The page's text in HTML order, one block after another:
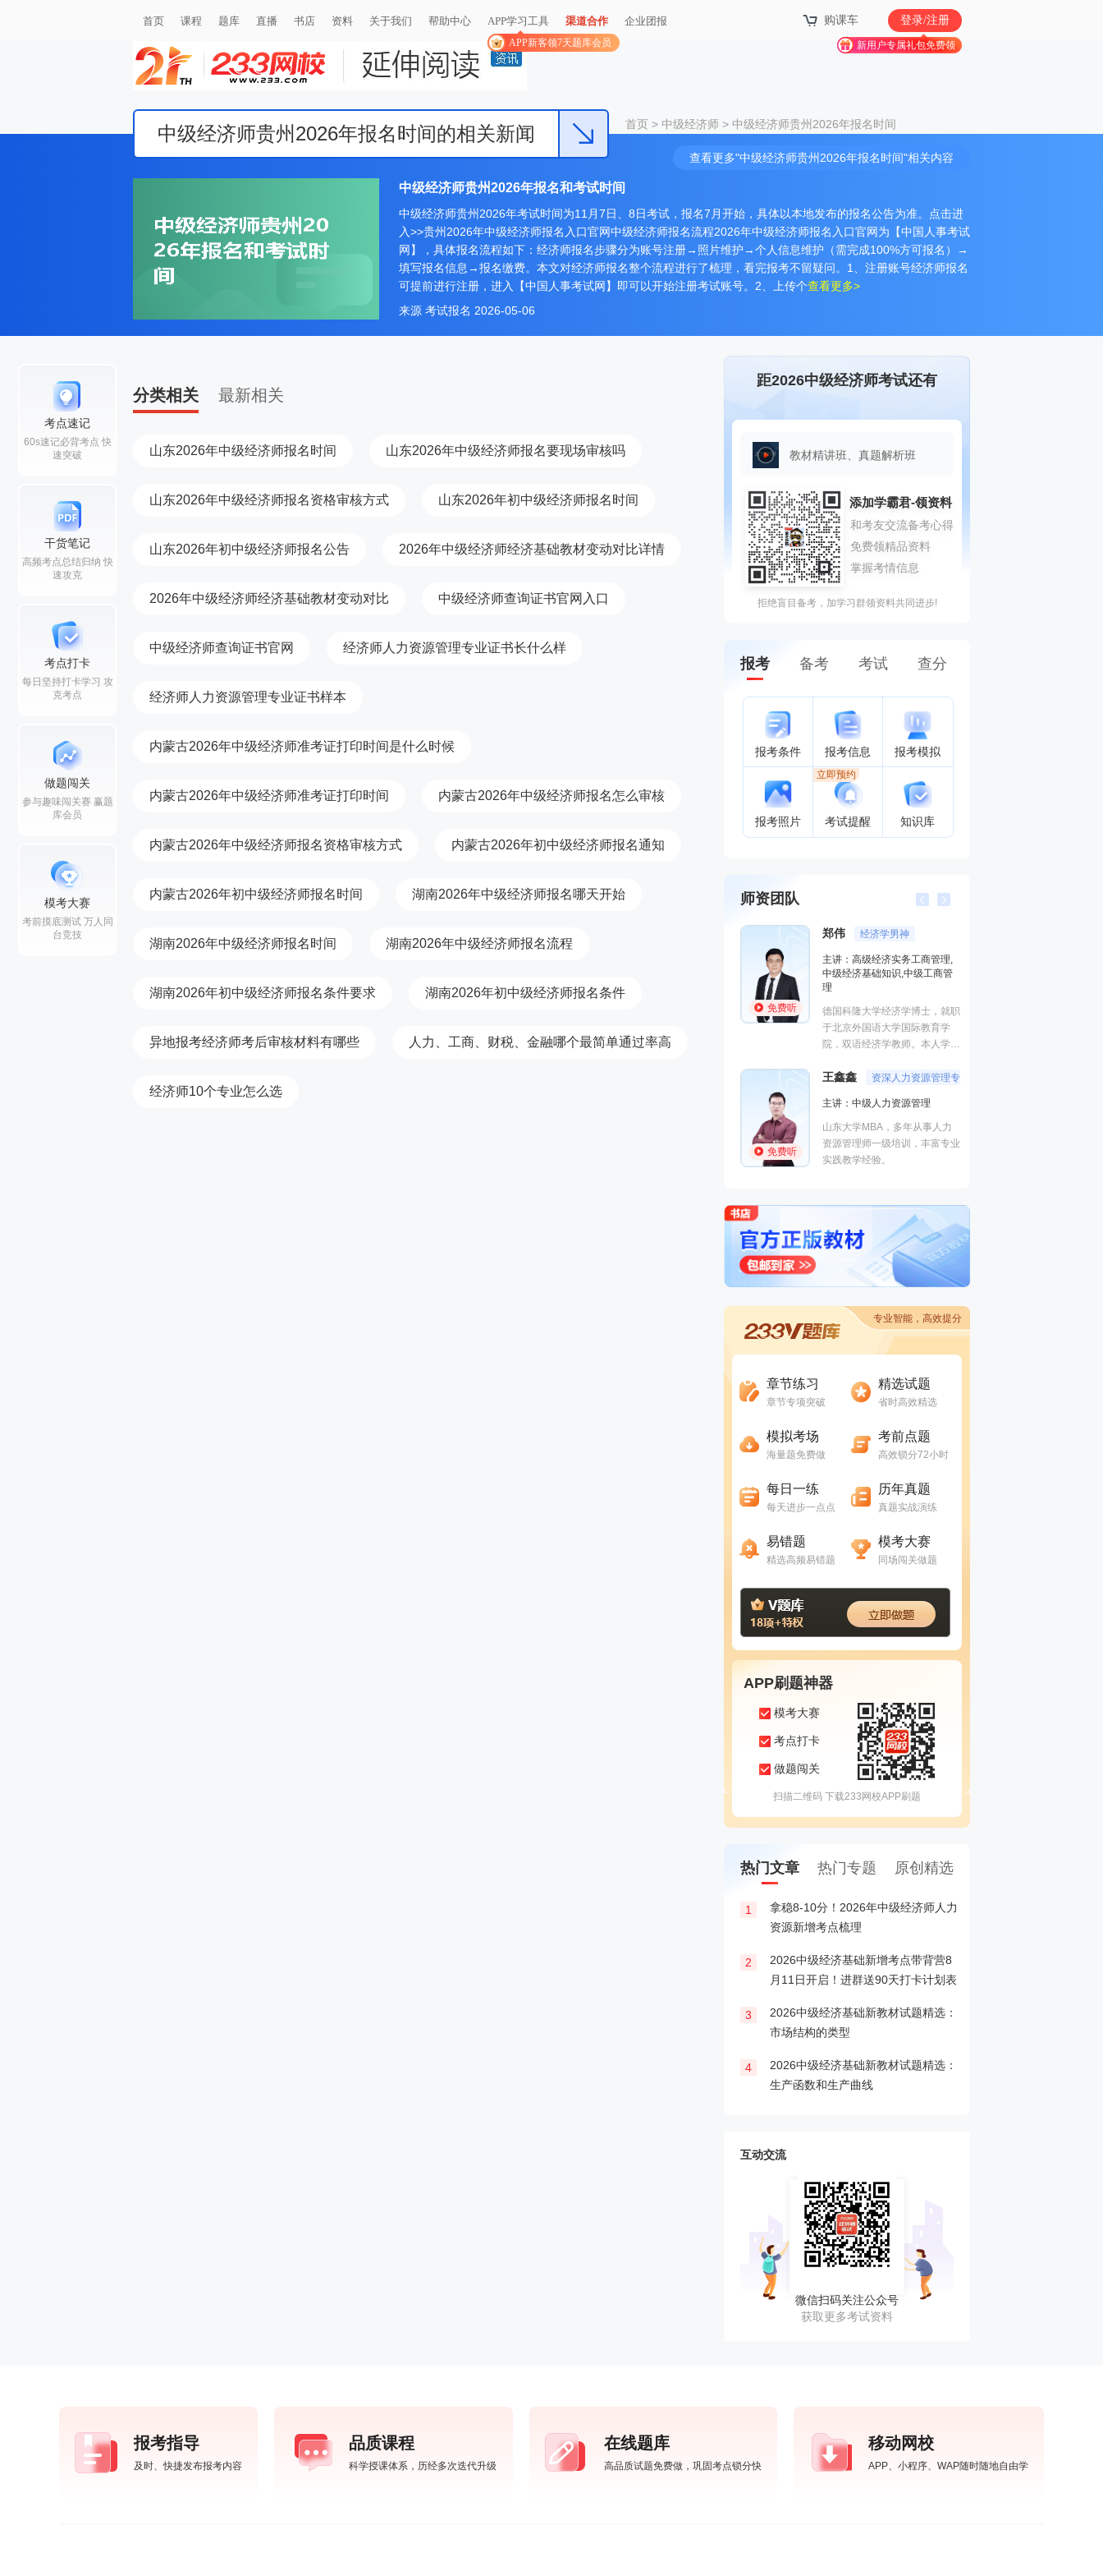
首页 课程 题库 直播 书店 资料 关于我们 帮助中心 APP学习工具
APP新客领7天题库会员
渠道合作 企业团报 购课车 登录/注册
新用户专属礼包免费领
中级经济师贵州2026年报名时间的相关新闻 首页 > 中级经济师 > 中级经济师贵州2026年报名时间
中级经济师贵州2026年报名和考试时间
中级经济师贵州2026年考试时间为11月7日、8日考试，报名7月开始，具体以本地发布的报名公告为准。点击进
入>>贵州2026年中级经济师报名入口官网中级经济师报名流程2026年中级经济师报名入口官网为【中国人事考试
网】，具体报名流程如下：经济师报名步骤分为账号注册→照片维护→个人信息维护（需完成100%方可报名）→
填写报名信息→报名缴费。本文对经济师报名整个流程进行了梳理，看完报考不留疑问。1、注册账号经济师报名
可提前进行注册，进入【中国人事考试网】即可以开始注册考试账号。2、上传个查看更多>
来源 考试报名 2026-05-06
查看更多"中级经济师贵州2026年报名时间"相关内容
考点速记
60s速记必背考点 快
速突破
干货笔记
高频考点总结归纳 快
速攻克
考点打卡
每日坚持打卡学习 攻
克考点
做题闯关
参与趣味闯关赛 赢题
库会员
模考大赛
考前摸底测试 万人同
台竞技
分类相关 最新相关
​山东2026年中级经济师报名时间 山东2026年中级经济师报名要现场审核吗
山东2026年中级经济师报名资格审核方式 山东2026年初中级经济师报名时间
山东2026年初中级经济师报名公告 2026年中级经济师经济基础教材变动对比详情
2026年中级经济师经济基础教材变动对比 中级经济师查询证书官网入口
中级经济师查询证书官网 经济师人力资源管理专业证书长什么样
经济师人力资源管理专业证书样本
内蒙古2026年中级经济师准考证打印时间是什么时候
内蒙古2026年中级经济师准考证打印时间 内蒙古2026年中级经济师报名怎么审核
内蒙古2026年中级经济师报名资格审核方式 内蒙古2026年初中级经济师报名通知
内蒙古2026年初中级经济师报名时间 湖南2026年中级经济师报名哪天开始
湖南2026年中级经济师报名时间 湖南2026年中级经济师报名流程
湖南2026年初中级经济师报名条件要求 湖南2026年初中级经济师报名条件
异地报考经济师考后审核材料有哪些 人力、工商、财税、金融哪个最简单通过率高
经济师10个专业怎么选
距2026中级经济师考试还有
教材精讲班、真题解析班
拒绝盲目备考，加学习群领资料共同进步!
报考 备考 考试 查分
报考条件 报考信息 报考模拟
报考照片 考试提醒
立即预约
知识库
师资团队
免费听
郑伟 经济学男神
主讲：高级经济实务工商管理,
中级经济基础知识,中级工商管
理
德国科隆大学经济学博士，就职
于北京外国语大学国际教育学
院，双语经济学教师。本人学识
情，能带动学员学习思维，幽默
免费听
王鑫鑫 资深人力资源管理专家
主讲：中级人力资源管理
山东大学MBA，多年从事人力
资源管理师一级培训，丰富专业
实践教学经验。
专业智能，高效提分
章节练习
章节专项突破
精选试题
省时高效精选
模拟考场
海量题免费做
考前点题
高效锁分72小时
每日一练
每天进步一点点
历年真题
真题实战演练
易错题
精选高频易错题
模考大赛
同场闯关做题
APP刷题神器
模考大赛
考点打卡
做题闯关
扫描二维码 下载233网校APP刷题
热门文章 热门专题 原创精选
1
拿稳8-10分！2026年中级经济师人力
资源新增考点梳理
2
2026中级经济基础新增考点带背营8
月11日开启！进群送90天打卡计划表
3
2026中级经济基础新教材试题精选：
市场结构的类型
4
2026中级经济基础新教材试题精选：
生产函数和生产曲线
互动交流
微信扫码关注公众号
获取更多考试资料
报考指导
及时、快捷发布报考内容
品质课程
科学授课体系，历经多次迭代升级
在线题库
高品质试题免费做，巩固考点锁分快
移动网校
APP、小程序、WAP随时随地自由学